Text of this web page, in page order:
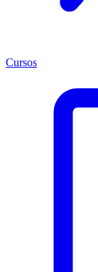
Cursos